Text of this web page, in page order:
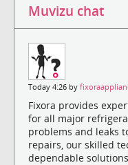
Muvizu chat
Today 4:26 by
Fixora provides
for all major
problems and leaks
repairs, our skilled
dependable